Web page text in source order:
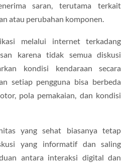
saran, terutama terkait
atau perubahan komponen.
melalui internet terkadang
karena tidak semua diskusi
kondisi kendaraan secara
setiap pengguna bisa berbeda
pola pemakaian, dan kondisi
yang sehat biasanya tetap
yang informatif dan saling
antara interaksi digital dan